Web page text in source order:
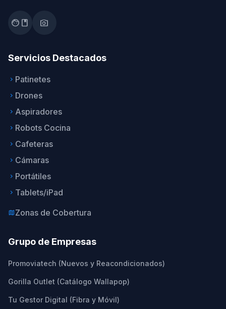
facebook photo_camera
Servicios Destacados
keyboard_arrow_right Patinetes
keyboard_arrow_right Drones
keyboard_arrow_right Aspiradores
keyboard_arrow_right Robots Cocina
keyboard_arrow_right Cafeteras
keyboard_arrow_right Cámaras
keyboard_arrow_right Portátiles
keyboard_arrow_right Tablets/iPad
mapZonas de Cobertura
Grupo de Empresas
Promoviatech (Nuevos y Reacondicionados)
Gorilla Outlet (Catálogo Wallapop)
Tu Gestor Digital (Fibra y Móvil)